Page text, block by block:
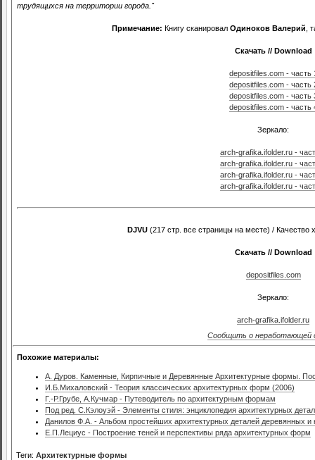
трудящихся на территории города."
Примечание: Книгу сканировал Одиноков Валерий ,
Скачать // Download
depositfiles.com - часть
depositfiles.com - часть
depositfiles.com - часть
depositfiles.com - часть
Зеркало:
arch-grafika.ifolder.ru -
arch-grafika.ifolder.ru -
arch-grafika.ifolder.ru -
arch-grafika.ifolder.ru -
DJVU(217 стр. все страницы на месте) / Качество
Скачать // Download
depositfiles.com
Зеркало:
arch-grafika.ifolder.ru
Сообщить о неработающей
Похожие материалы:
А. Дуров. Каменные, Кирпичные и Деревянные Архитектурные формы.
И.Б.Михаловский - Теория классических архитектурных форм (2006)
Г.-Р.Грубе, А.Кучмар - Путеводитель по архитектурным формам
Под ред. С.Кэлоуэй - Элементы стиля: энциклопедия архитектурных
Данилов Ф.А. - Альбом простейших архитектурных деталей деревянных и
Е.П.Лециус - Построение теней и перспективы ряда архитектурных форм
Теги: Архитектурные формы